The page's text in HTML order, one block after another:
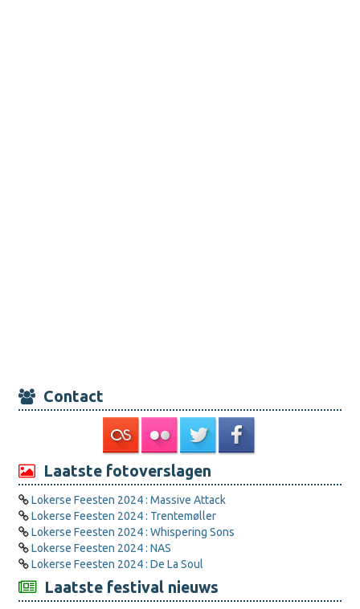
Contact
Laatste fotoverslagen
Lokerse Feesten 2024 : Massive Attack
Lokerse Feesten 2024 : Trentemøller
Lokerse Feesten 2024 : Whispering Sons
Lokerse Feesten 2024 : NAS
Lokerse Feesten 2024 : De La Soul
Laatste festival nieuws